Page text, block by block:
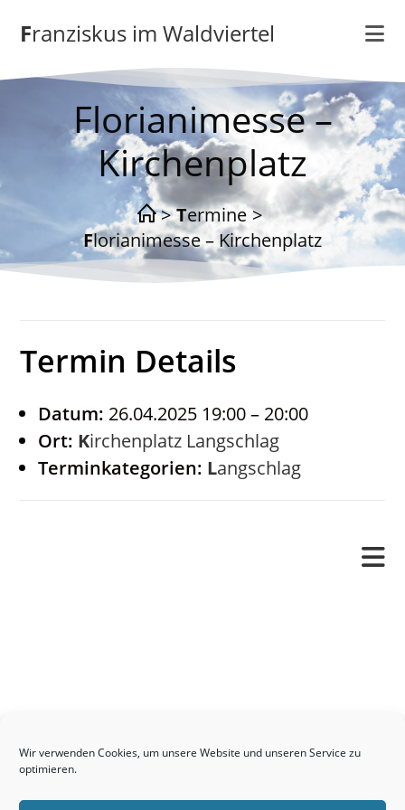
Wir verwenden Cookies, um unsere Website und unseren Service zu
optimieren.
Inhalt
springenFranziskus im Waldviertel
Florianimesse –
Kirchenplatz
> Termine >
Florianimesse – Kirchenplatz
Termin Details
Datum: 26.04.2025 19:00– 20:00
Ort:
Kirchenplatz Langschlag
Terminkategorien:
Langschlag
Kontakt
Links
Neuigkeiten